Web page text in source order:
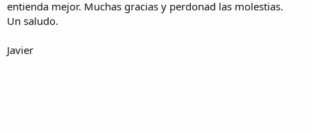
entienda mejor. Muchas gracias y perdonad las molestias.
Un saludo.
Javier